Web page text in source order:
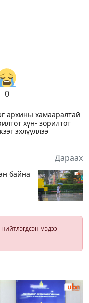
0
архины хамааралтай
хүн- зорилтот
эхлүүллээ
Дараах
байна
мэдээ